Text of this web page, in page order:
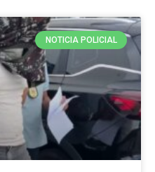
NOTICIA POLICIAL